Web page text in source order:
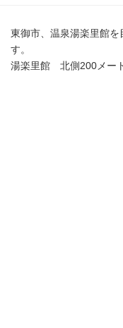
東御市、温泉湯楽里館を
す。
湯楽里館 北側200メー